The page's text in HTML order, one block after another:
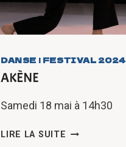
DANSE | FESTIVAL 2024
AKÈNE
Samedi 18 mai à 14h30
LIRE LA SUITE AKÈNE